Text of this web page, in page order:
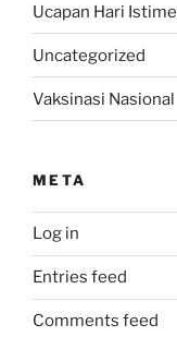
Ucapan Hari
Uncategorized
Vaksinasi Nasional
META
Log in
Entries feed
Comments feed